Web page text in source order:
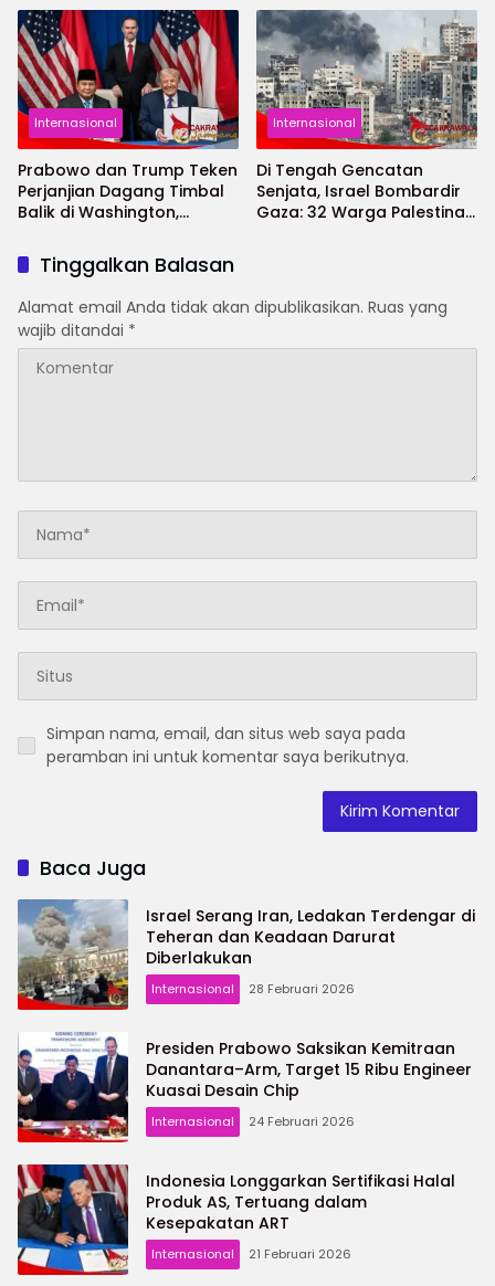
Perdamaian Gaza
Internasional
Prabowo dan Trump Teken
Perjanjian Dagang Timbal
Balik di Washington,
AS
Internasional
Di Tengah Gencatan
Senjata, Israel Bombardir
Gaza: 32 Warga Palestina
Tinggalkan Balasan
Alamat email Anda tidak akan dipublikasikan. Ruas yang
wajib ditandai *
Simpan nama, email, dan situs web saya pada
peramban ini untuk komentar saya berikutnya.
Baca Juga
Israel Serang Iran, Ledakan Terdengar di
Teheran dan Keadaan Darurat
Diberlakukan
Internasional 28 Februari 2026
Presiden Prabowo Saksikan Kemitraan
Danantara–Arm, Target 15 Ribu Engineer
Kuasai Desain Chip
Internasional 24 Februari 2026
Indonesia Longgarkan Sertifikasi Halal
Produk AS, Tertuang dalam
Kesepakatan ART
Internasional 21 Februari 2026